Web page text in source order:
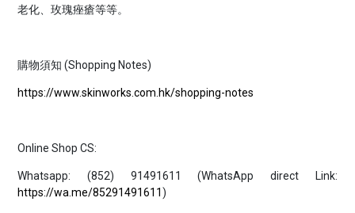
老化、玫瑰痤瘡等等。
購物須知 (Shopping Notes)
https://www.skinworks.com.hk/shopping-notes
Online Shop CS:
Whatsapp: (852) 91491611 (WhatsApp direct Link:
https://wa.me/85291491611)